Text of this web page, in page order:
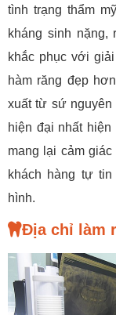
tình trạng thẩm
kháng sinh nặng,
khắc phục với
hàm răng đẹp
xuất từ sứ nguyên
hiện đại nhất
mang lại cảm
khách hàng tự
hình.
Địa chỉ làm